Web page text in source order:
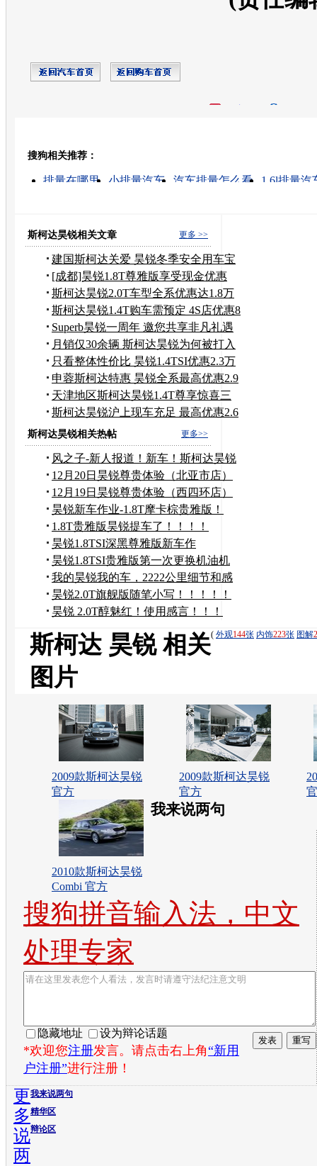
搜狗相关推荐：
排量在哪里 小排量汽车 汽车排量怎么看
1.6l排量汽
更多 >>
斯柯达昊锐相关文章
建国斯柯达关爱 昊锐冬季安全用车宝
典
[成都]昊锐1.8T尊雅版享受现金优惠
2.2万
斯柯达昊锐2.0T车型全系优惠达1.8万
元
斯柯达昊锐1.4T购车需预定 4S店优惠8
千
Superb昊锐一周年 邀您共享非凡礼遇
月销仅30余辆 斯柯达昊锐为何被打入
冷宫
只看整体性价比 昊锐1.4TSI优惠2.3万
元
申蓉斯柯达特惠 昊锐全系最高优惠2.9
万
天津地区斯柯达昊锐1.4T尊享惊喜三
重礼
斯柯达昊锐沪上现车充足 最高优惠2.6
万
更多>>
斯柯达昊锐相关热帖
风之子-新人报道！新车！斯柯达昊锐
1.8T
12月20日昊锐尊贵体验（北亚市店）
12月19日昊锐尊贵体验（西四环店）
昊锐新车作业-1.8T摩卡棕贵雅版！
1.8T贵雅版昊锐提车了！！！！
昊锐1.8TSI深黑尊雅版新车作
业！！！
昊锐1.8TSI贵雅版第一次更换机油机
滤作业！
我的昊锐我的车，2222公里细节和感
受！！！！！！
昊锐2.0T旗舰版随笔小写！！！！！
昊锐 2.0T醇魅红！使用感言！！！
( 外观144张 内饰223张 图解
斯柯达 昊锐 相关
图片
2009款斯柯达昊锐
官方
2009款斯柯达昊锐
官方
2010款斯柯达昊锐
Combi 官方
我来说两句
搜狗拼音输入法，中文
处理专家
隐藏地址 设为辩论话题
*欢迎您注册发言。请点击右上角“新用
户注册”进行注册！
我来说两句
精华区
辩论区
更
多
说
两